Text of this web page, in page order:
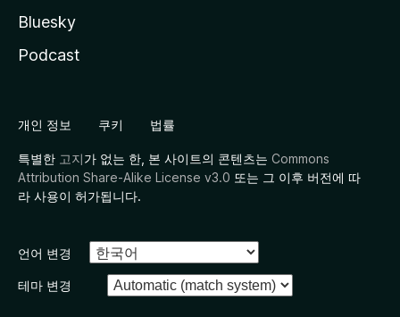
Bluesky
Podcast
개인 정보 쿠키 법률
특별한 고지가 없는 한, 본 사이트의 콘텐츠는 Commons
Attribution Share-Alike License v3.0 또는 그 이후 버전에 따
라 사용이 허가됩니다.
언어 변경
테마 변경